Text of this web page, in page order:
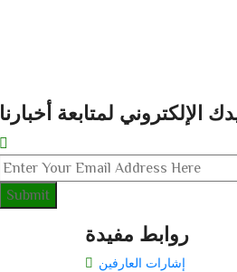
الإلكتروني لمتابعة أخبارنا
روابط مفيدة
إشارات العارفين